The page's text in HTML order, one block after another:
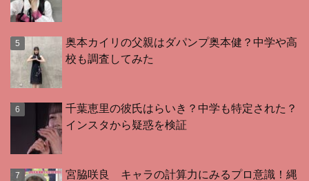
奥本カイリの父親はダパンプ奥本健？中学や高
校も調査してみた
千葉恵里の彼氏はらいき？中学も特定された？
インスタから疑惑を検証
宮脇咲良 キャラの計算力にみるプロ意識！縄